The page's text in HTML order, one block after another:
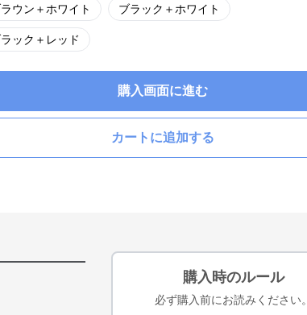
ウン＋ホワイト ブラック＋ホワイト
ック＋レッド
購入画面に進む
カートに追加する
購入時のルール
必ず購入前にお読みください。